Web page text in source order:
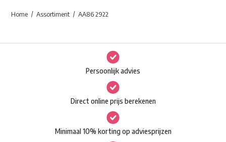
Waar ben je naar op zoek?
Deze
optie
kan
gekozen
worden
op
de
Home Assortiment AA86 2922
Persoonlijk advies
Direct online prijs berekenen
Minimaal 10% korting op adviesprijzen